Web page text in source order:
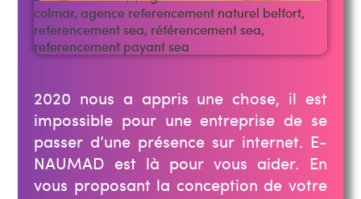
2020 nous a appris une chose, il est
impossible pour une entreprise de se
passer d’une présence sur internet. E-
NAUMAD est là pour vous aider. En
vous proposant la conception de votre